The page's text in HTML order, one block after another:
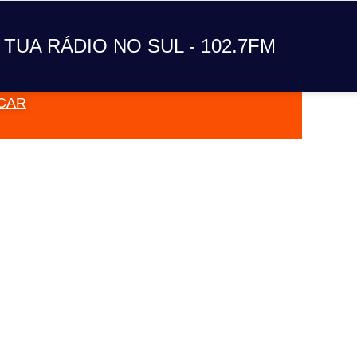
TUA RÁDIO NO SUL - 102.7FM
A TUA RÁDIO NO SUL